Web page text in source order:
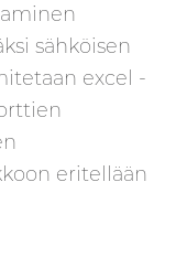
sähköisen
excel -
eritellään